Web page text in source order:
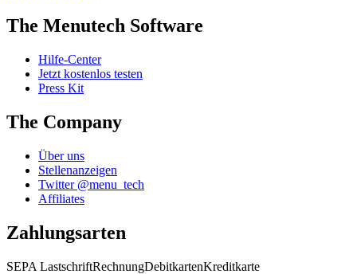
The Menutech Software
Hilfe-Center
Jetzt kostenlos testen
Press Kit
The Company
Über uns
Stellenanzeigen
Twitter @menu_tech
Affiliates
Zahlungsarten
SEPA LastschriftRechnungDebitkartenKreditkarte